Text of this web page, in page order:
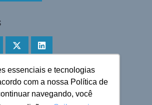
essenciais e tecnologias
com a nossa Política de
navegando, você
aplicativo